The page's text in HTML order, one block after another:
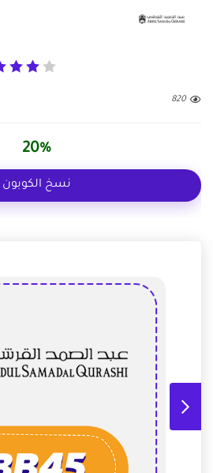
820
20%
نسخ الكوبون